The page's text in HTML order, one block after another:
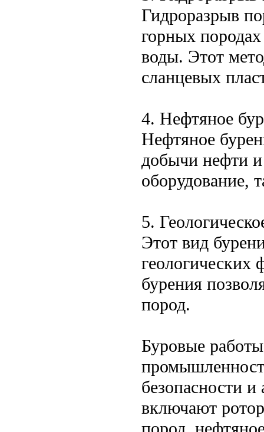
Гидроразрыв
горных
воды. Этот
сланцевых
4. Нефтяное
Нефтяное
добычи нефти и
оборудование,
5.
Этот вид
геологических
бурения
пород.
Буровые
безопасности
включают